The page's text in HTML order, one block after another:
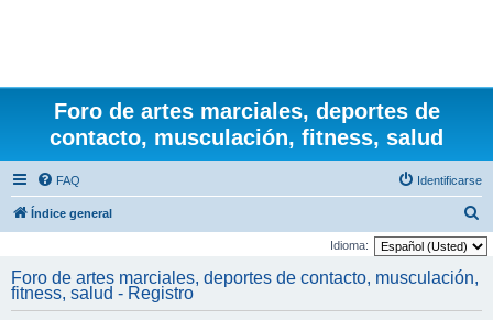
Foro de artes marciales, deportes de
contacto, musculación, fitness, salud
FAQ Identificarse
Índice general
u
Idioma:
Foro de artes marciales, deportes de contacto, musculación,
fitness, salud - Registro